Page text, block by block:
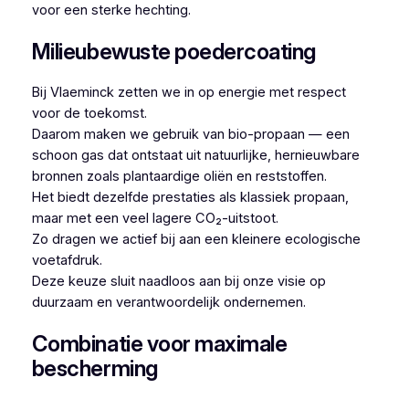
voor een sterke hechting.
Milieubewuste poedercoating
Bij Vlaeminck zetten we in op energie met respect
voor de toekomst.
Daarom maken we gebruik van bio-propaan — een
schoon gas dat ontstaat uit natuurlijke, hernieuwbare
bronnen zoals plantaardige oliën en reststoffen.
Het biedt dezelfde prestaties als klassiek propaan,
maar met een veel lagere CO₂-uitstoot.
Zo dragen we actief bij aan een kleinere ecologische
voetafdruk.
Deze keuze sluit naadloos aan bij onze visie op
duurzaam en verantwoordelijk ondernemen.
Combinatie voor maximale
bescherming